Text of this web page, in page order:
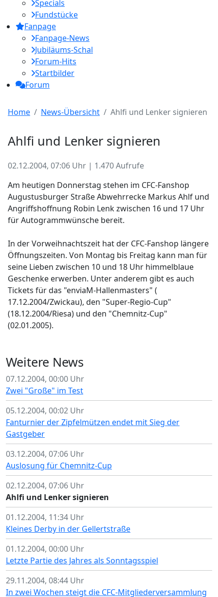
Specials
Fundstücke
Fanpage
Fanpage-News
Jubiläums-Schal
Forum-Hits
Startbilder
Forum
Home News-Übersicht Ahlfi und Lenker signieren
Ahlfi und Lenker signieren
02.12.2004, 07:06 Uhr | 1.470 Aufrufe
Am heutigen Donnerstag stehen im CFC-Fanshop
Augustusburger Straße Abwehrrecke Markus Ahlf und
Angriffshoffnung Robin Lenk zwischen 16 und 17 Uhr
für Autogrammwünsche bereit.
In der Vorweihnachtszeit hat der CFC-Fanshop längere
Öffnungszeiten. Von Montag bis Freitag kann man für
seine Lieben zwischen 10 und 18 Uhr himmelblaue
Geschenke erwerben. Unter anderem gibt es auch
Tickets für das "enviaM-Hallenmasters" (
17.12.2004/Zwickau), den "Super-Regio-Cup"
(18.12.2004/Riesa) und den "Chemnitz-Cup"
(02.01.2005).
Weitere News
07.12.2004, 00:00 Uhr
Zwei "Große" im Test
05.12.2004, 00:02 Uhr
Fanturnier der Zipfelmützen endet mit Sieg der
Gastgeber
03.12.2004, 07:06 Uhr
Auslosung für Chemnitz-Cup
02.12.2004, 07:06 Uhr
Ahlfi und Lenker signieren
01.12.2004, 11:34 Uhr
Kleines Derby in der Gellertstraße
01.12.2004, 00:00 Uhr
Letzte Partie des Jahres als Sonntagsspiel
29.11.2004, 08:44 Uhr
In zwei Wochen steigt die CFC-Mitgliederversammlung